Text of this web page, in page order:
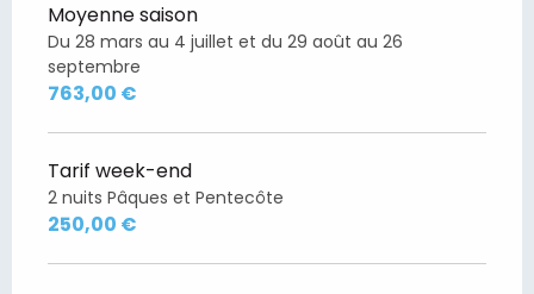
Moyenne saison
Du 28 mars au 4 juillet et du 29 août au 26
septembre
763,00 €
Tarif week-end
2 nuits Pâques et Pentecôte
250,00 €